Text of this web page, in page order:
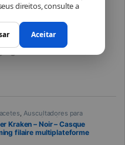
direitos, consulte a
Aceitar
€
, Auscultadores para
Gaming Informática
Kraken – Noir – Casque
filaire multiplateforme